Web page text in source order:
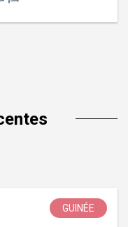
GUINÉE